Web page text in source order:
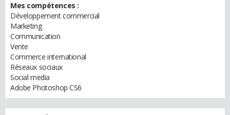
Mes compétences :
Développement commercial
Marketing
Communication
Vente
Commerce international
Réseaux sociaux
Social media
Adobe Photoshop CS6